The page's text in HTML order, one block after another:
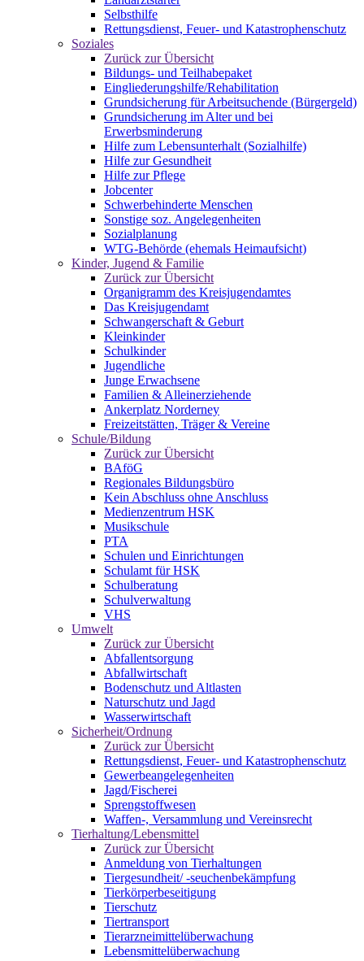
Selbsthilfe
Rettungsdienst, Feuer- und Katastrophenschutz
Soziales
Zurück zur Übersicht
Bildungs- und Teilhabepaket
Eingliederungshilfe/Rehabilitation
Grundsicherung für Arbeitsuchende (Bürgergeld)
Grundsicherung im Alter und bei
Erwerbsminderung
Hilfe zum Lebensunterhalt (Sozialhilfe)
Hilfe zur Gesundheit
Hilfe zur Pflege
Jobcenter
Schwerbehinderte Menschen
Sonstige soz. Angelegenheiten
Sozialplanung
WTG-Behörde (ehemals Heimaufsicht)
Kinder, Jugend & Familie
Zurück zur Übersicht
Organigramm des Kreisjugendamtes
Das Kreisjugendamt
Schwangerschaft & Geburt
Kleinkinder
Schulkinder
Jugendliche
Junge Erwachsene
Familien & Alleinerziehende
Ankerplatz Norderney
Freizeitstätten, Träger & Vereine
Schule/Bildung
Zurück zur Übersicht
BAföG
Regionales Bildungsbüro
Kein Abschluss ohne Anschluss
Medienzentrum HSK
Musikschule
PTA
Schulen und Einrichtungen
Schulamt für HSK
Schulberatung
Schulverwaltung
VHS
Umwelt
Zurück zur Übersicht
Abfallentsorgung
Abfallwirtschaft
Bodenschutz und Altlasten
Naturschutz und Jagd
Wasserwirtschaft
Sicherheit/Ordnung
Zurück zur Übersicht
Rettungsdienst, Feuer- und Katastrophenschutz
Gewerbeangelegenheiten
Jagd/Fischerei
Sprengstoffwesen
Waffen-, Versammlung und Vereinsrecht
Tierhaltung/Lebensmittel
Zurück zur Übersicht
Anmeldung von Tierhaltungen
Tiergesundheit/ -seuchenbekämpfung
Tierkörperbeseitigung
Tierschutz
Tiertransport
Tierarzneimittelüberwachung
Lebensmittelüberwachung